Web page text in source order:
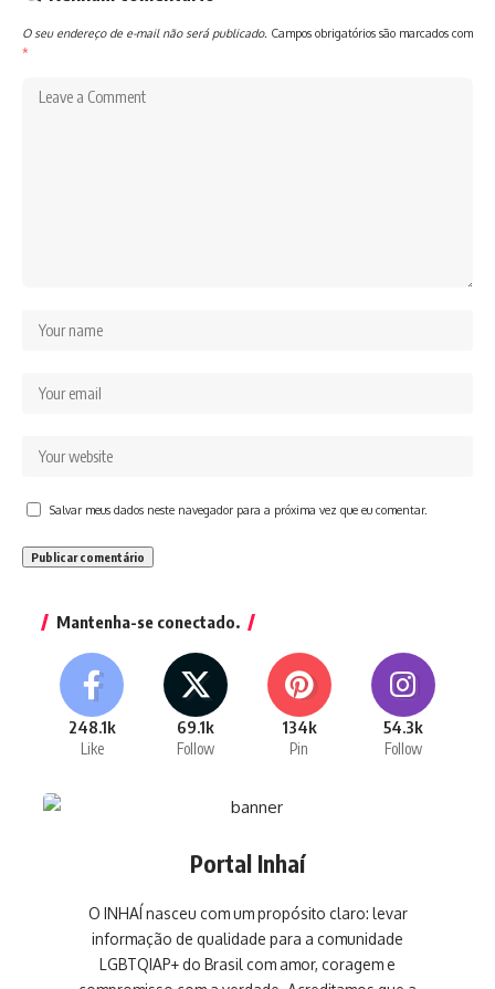
O seu endereço de e-mail não será publicado. Campos obrigatórios são marcados com
*
Salvar meus dados neste navegador para a próxima vez que eu comentar.
Mantenha-se conectado.
248.1k
Like
69.1k
Follow
134k
Pin
54.3k
Follow
Portal Inhaí
O INHAÍ nasceu com um propósito claro: levar
informação de qualidade para a comunidade
LGBTQIAP+ do Brasil com amor, coragem e